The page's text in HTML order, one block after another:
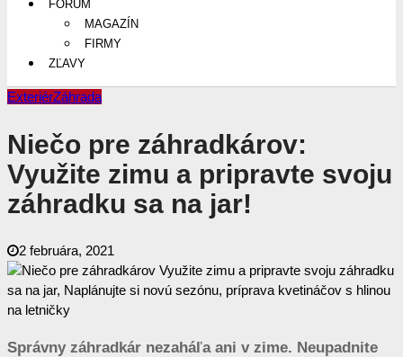
FÓRUM
MAGAZÍN
FIRMY
ZĽAVY
ExteriérZáhrada
Niečo pre záhradkárov:
Využite zimu a pripravte svoju
záhradku sa na jar!
2 februára, 2021
Správny záhradkár nezaháľa ani v zime. Neupadnite